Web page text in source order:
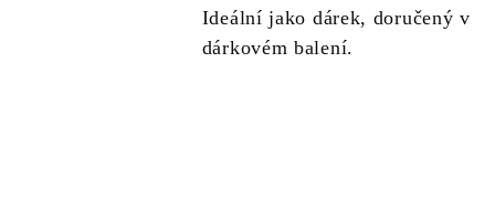
Ideální jako dárek, doručený v
dárkovém balení.